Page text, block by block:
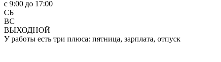
c 9:00 до 17:00
СБ
ВС
ВЫХОДНОЙ
У работы есть три плюса: пятница, зарплата, отпуск